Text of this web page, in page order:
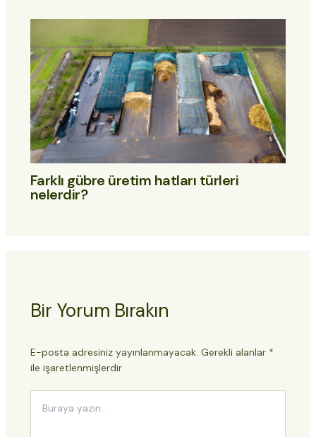
Farklı gübre üretim hatları türleri
nelerdir?
Bir Yorum Bırakın
E-posta adresiniz yayınlanmayacak. Gerekli alanlar *
ile işaretlenmişlerdir
yazın..